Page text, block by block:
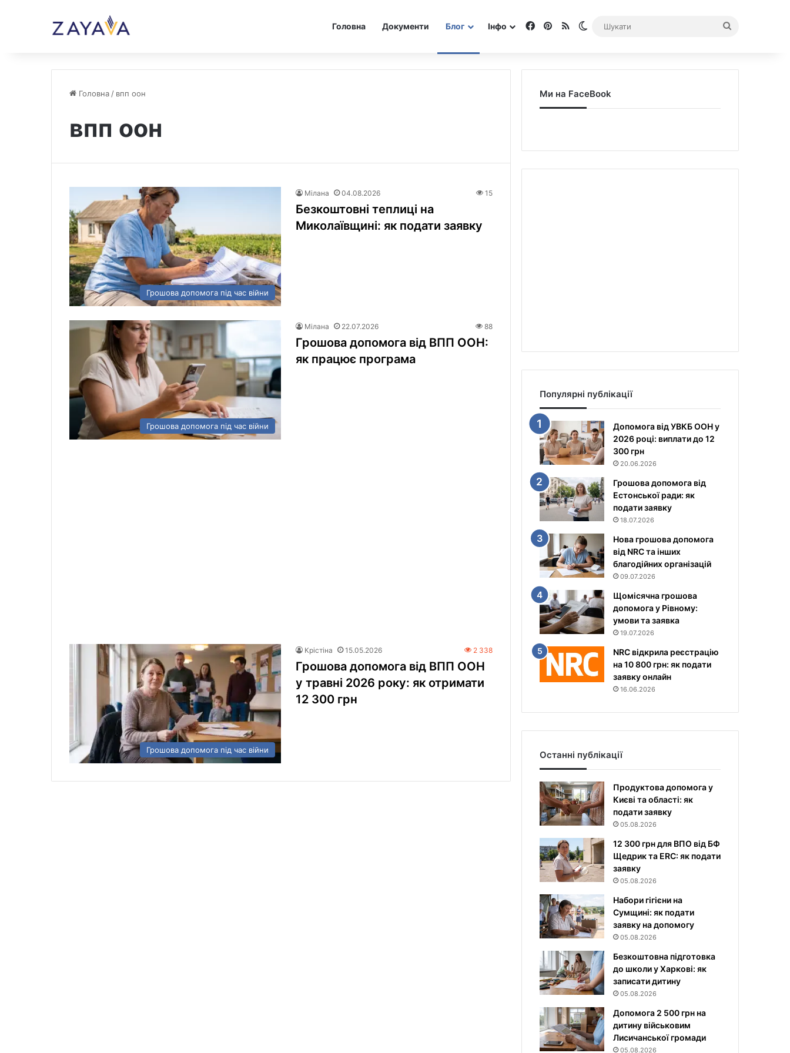
Головна Документи Блог Інфо Facebook
Pinterest
RSS Switch skin
Головна / впп оон
впп оон
Грошова допомога під час війни
Мілана 04.08.2026 15
Безкоштовні теплиці на
Миколаївщині: як подати заявку
Грошова допомога під час війни
Мілана 22.07.2026 88
Грошова допомога від ВПП ООН:
як працює програма
Грошова допомога під час війни
Крістіна 15.05.2026 2 338
Грошова допомога від ВПП ООН
у травні 2026 року: як отримати
12 300 грн
Ми на FaceBook
Популярні публікації
Допомога від УВКБ ООН у
2026 році: виплати до 12
300 грн
20.06.2026
Грошова допомога від
Естонської ради: як
подати заявку
18.07.2026
Нова грошова допомога
від NRC та інших
благодійних організацій
09.07.2026
Щомісячна грошова
допомога у Рівному:
умови та заявка
19.07.2026
NRC відкрила реєстрацію
на 10 800 грн: як подати
заявку онлайн
16.06.2026
Останні публікації
Продуктова допомога у
Києві та області: як
подати заявку
05.08.2026
12 300 грн для ВПО від БФ
Щедрик та ERC: як подати
заявку
05.08.2026
Набори гігієни на
Сумщині: як подати
заявку на допомогу
05.08.2026
Безкоштовна підготовка
до школи у Харкові: як
записати дитину
05.08.2026
Допомога 2 500 грн на
дитину військовим
Лисичанської громади
05.08.2026